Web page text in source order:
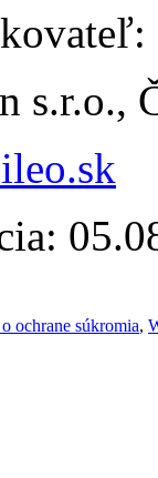
s.r.o.,
ochrane súkromia,